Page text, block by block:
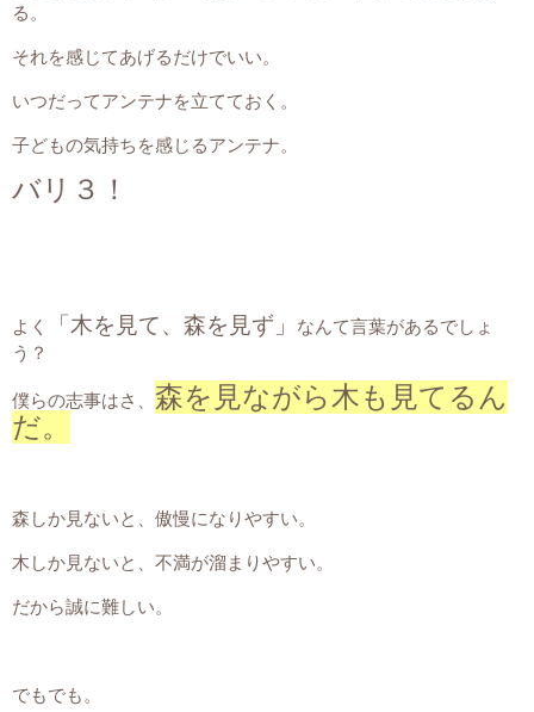
る。
それを感じてあげるだけでいい。
いつだってアンテナを立てておく。
子どもの気持ちを感じるアンテナ。
バリ３！
よく 「木を見て、森を見ず」
なんて言葉があるでしょ
う？
僕らの志事はさ、 森を見ながら木も見てるん
だ。
森しか見ないと、傲慢になりやすい。
木しか見ないと、不満が溜まりやすい。
だから誠に難しい。
でもでも。